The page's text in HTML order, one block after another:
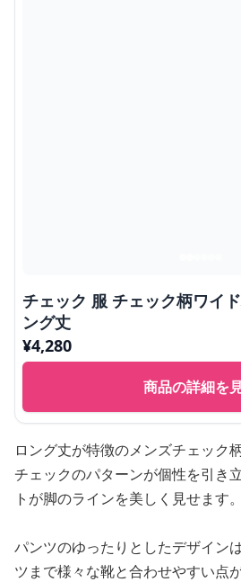
チェック 服 チェック柄ワイ
ング丈
¥4,280
商品の詳細を
ロング丈が特徴のメンズチェック
チェックのパターンが個性を引き
トが脚のラインを美しく見せます。
パンツのゆったりとしたデザイン
ツまで様々な靴と合わせやすい点